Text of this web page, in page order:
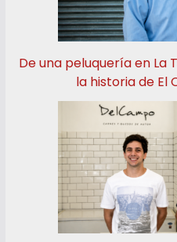
De una peluquería en La
la historia de El